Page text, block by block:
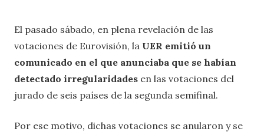
El pasado sábado, en plena revelación de las
votaciones de Eurovisión, la UER emitió un
comunicado en el que anunciaba que se habían
detectado irregularidades en las votaciones del
jurado de seis países de la segunda semifinal.
Por ese motivo, dichas votaciones se anularon y se